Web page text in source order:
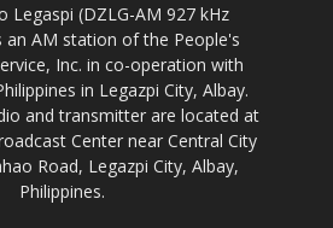
Legaspi (DZLG-AM 927 kHz
an AM station of the People's
Inc. in co-operation with
in Legazpi City, Albay.
and transmitter are located at
Center near Central City
Road, Legazpi City, Albay,
Philippines.